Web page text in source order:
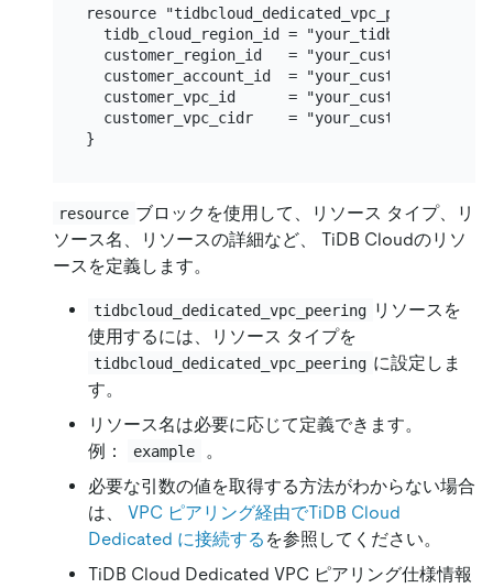
resource "tidbcloud_dedicated_vpc_peering"
tidb_cloud_region_id =
customer_region_id   =
customer_account_id  =
customer_vpc_id      =
customer_vpc_cidr    =
resource ブロックを使用して、リソース タイプ、リ
ソース名、リソースの詳細など、 TiDB Cloudのリソ
ースを定義します。
tidbcloud_dedicated_vpc_peering リソースを
使用するには、リソース タイプを
tidbcloud_dedicated_vpc_peering に設定しま
す。
リソース名は必要に応じて定義できます。
例：
example
。
必要な引数の値を取得する方法がわからない場合
は、 VPC ピアリング経由でTiDB Cloud
Dedicated に接続する を参照してください。
TiDB Cloud Dedicated VPC ピアリング仕様情報